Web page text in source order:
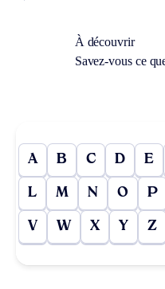
À découvrir
Savez-vous ce
A B C D E
L M N O P
V W X Y Z